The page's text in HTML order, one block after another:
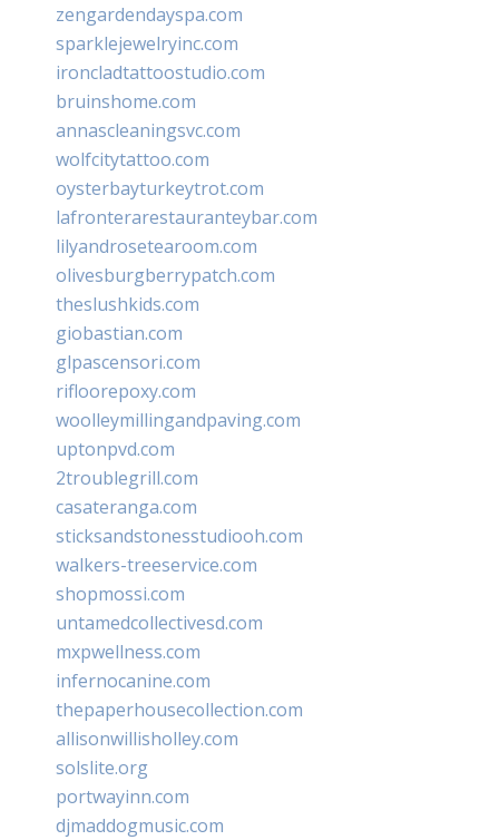
zengardendayspa.com
sparklejewelryinc.com
ironcladtattoostudio.com
bruinshome.com
annascleaningsvc.com
wolfcitytattoo.com
oysterbayturkeytrot.com
lafronterarestauranteybar.com
lilyandrosetearoom.com
olivesburgberrypatch.com
theslushkids.com
giobastian.com
glpascensori.com
rifloorepoxy.com
woolleymillingandpaving.com
uptonpvd.com
2troublegrill.com
casateranga.com
sticksandstonesstudiooh.com
walkers-treeservice.com
shopmossi.com
untamedcollectivesd.com
mxpwellness.com
infernocanine.com
thepaperhousecollection.com
allisonwillisholley.com
solslite.org
portwayinn.com
djmaddogmusic.com